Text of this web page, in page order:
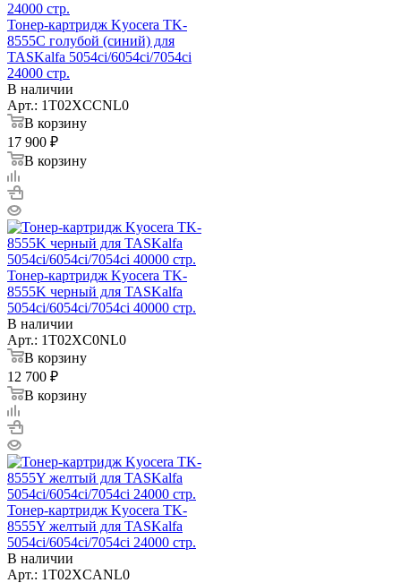
Тонер-картридж Kyocera TK-
8555C голубой (синий) для
TASKalfa 5054ci/6054ci/7054ci
24000 стр.
В наличии
Арт.: 1T02XCCNL0
В корзину
17 900 ₽
В корзину
Тонер-картридж Kyocera TK-
8555K черный для TASKalfa
5054ci/6054ci/7054ci 40000 стр.
В наличии
Арт.: 1T02XC0NL0
В корзину
12 700 ₽
В корзину
Тонер-картридж Kyocera TK-
8555Y желтый для TASKalfa
5054ci/6054ci/7054ci 24000 стр.
В наличии
Арт.: 1T02XCANL0